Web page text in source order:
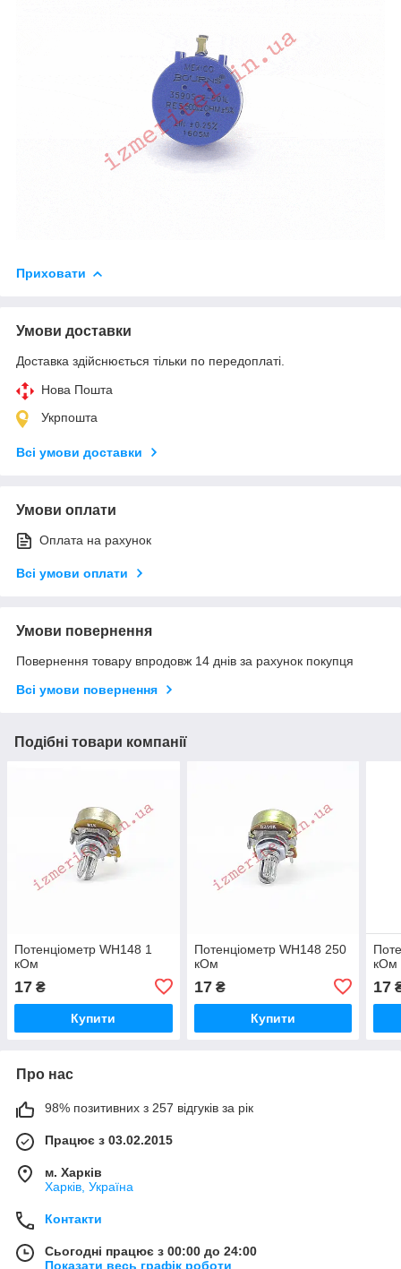
Приховати
Умови доставки
Доставка здійснюється тільки по передоплаті.
Нова Пошта
Укрпошта
Всі умови доставки
Умови оплати
Оплата на рахунок
Всі умови оплати
Умови повернення
Повернення товару впродовж 14 днів за рахунок покупця
Всі умови повернення
Подібні товари компанії
Потенціометр WH148 1
кОм
17 ₴
Купити
Потенціометр WH148 250
кОм
17₴
Купити
кОм
17
Про нас
98% позитивних з 257 відгуків за рік
Працює з 03.02.2015
м. Харків
Харків, Україна
Контакти
Сьогодні працює з 00:00 до 24:00
Показати весь графік роботи